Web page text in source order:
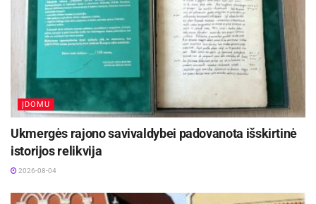
ĮDOMU
Ukmergės rajono savivaldybei padovanota išskirtinė
istorijos relikvija
2026-08-04